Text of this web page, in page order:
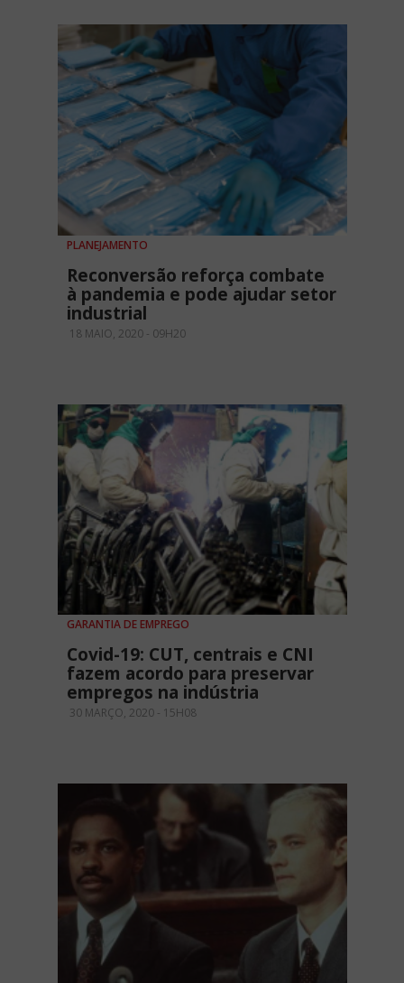
PLANEJAMENTO
Reconversão reforça combate
à pandemia e pode ajudar setor
industrial
18 MAIO, 2020 - 09H20
GARANTIA DE EMPREGO
Covid-19: CUT, centrais e CNI
fazem acordo para preservar
empregos na indústria
30 MARÇO, 2020 - 15H08